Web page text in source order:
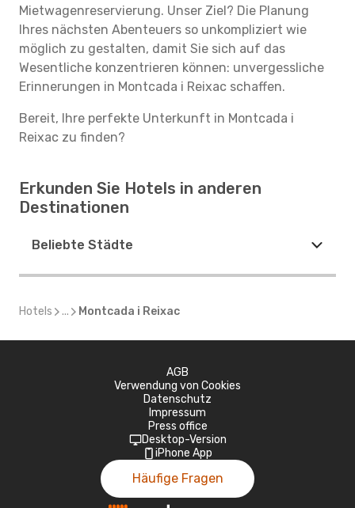
Mietwagenreservierung. Unser Ziel? Die Planung
Ihres nächsten Abenteuers so unkompliziert wie
möglich zu gestalten, damit Sie sich auf das
Wesentliche konzentrieren können: unvergessliche
Erinnerungen in Montcada i Reixac schaffen.
Bereit, Ihre perfekte Unterkunft in Montcada i
Reixac zu finden?
Erkunden Sie Hotels in anderen
Destinationen
Beliebte Städte
Hotels ... Montcada i Reixac
AGB
Verwendung von Cookies
Datenschutz
Impressum
Press office
Desktop-Version
iPhone App
Häufige Fragen